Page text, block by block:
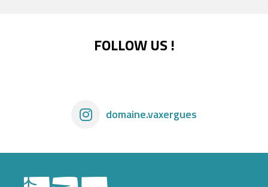
FOLLOW US !
domaine.vaxergues